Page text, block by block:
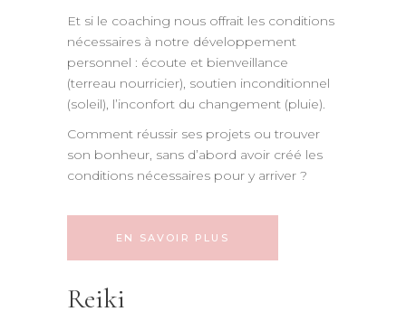
Et si le coaching nous offrait les conditions
nécessaires à notre développement
personnel : écoute et bienveillance
(terreau nourricier), soutien inconditionnel
(soleil), l’inconfort du changement (pluie).
Comment réussir ses projets ou trouver
son bonheur, sans d’abord avoir créé les
conditions nécessaires pour y arriver ?
EN SAVOIR PLUS
Reiki